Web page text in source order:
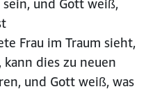
und Gott weiß,
Frau im Traum sieht,
dies zu neuen
und Gott weiß, was